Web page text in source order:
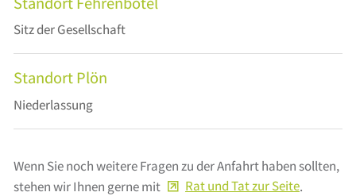
Sitz der Gesellschaft
Standort Plön
Niederlassung
Wenn Sie noch weitere Fragen zu der Anfahrt haben sollten,
stehen wir Ihnen gerne mit
Rat und Tat zur Seite.